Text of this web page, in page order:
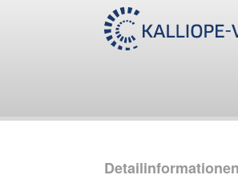
Detailinformationen